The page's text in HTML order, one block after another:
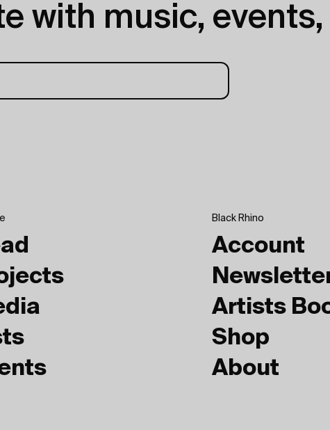
with music,
Black Rhino
Account
Artists
Shop
About